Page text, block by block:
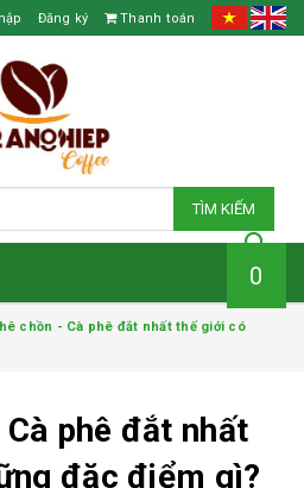
Đăng ký Thanh toán
TÌM KIẾM
0
chồn - Cà phê đắt nhất thế giới có
phê đắt nhất
đặc điểm gì?